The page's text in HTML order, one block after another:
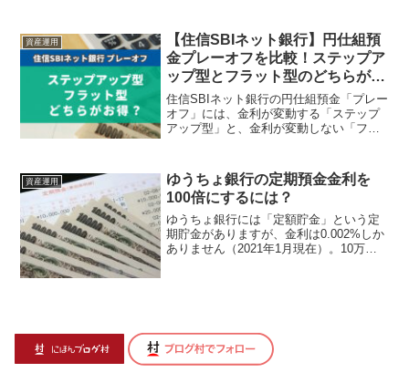
資産運用
【住信SBIネット銀行】円仕組預
金プレーオフを比較！ステップア
ップ型とフラット型のどちらが
得？
住信SBIネット銀行の円仕組預金「プレー
オフ」には、金利が変動する「ステップ
アップ型」と、金利が変動しない「フラ
資産運用
ゆうちょ銀行の定期預金金利を
100倍にするには？
ゆうちょ銀行には「定額貯金」という定
期貯金がありますが、金利は0.002%しか
ありません（2021年1月現在）。10万円